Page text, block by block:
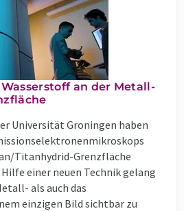
an der Metall-
Universität Groningen haben
Titanhydrid-Grenzfläche
einer neuen Technik gelang
als auch das
einzigen Bild sichtbar zu